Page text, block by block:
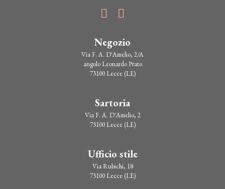
Negozio
Via F. A. D'Amelio, 2/A
angolo Leonardo Prato
73100 Lecce (LE)
Sartoria
Via F. A. D'Amelio, 2
73100 Lecce (LE)
Ufficio stile
Via Rubichi, 18
73100 Lecce (LE)